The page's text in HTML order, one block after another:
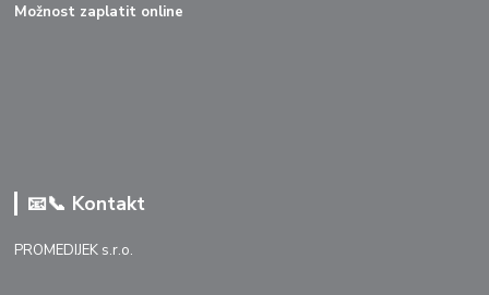
Možnost zaplatit online
📧📞 Kontakt
PROMEDIJEK s.r.o.